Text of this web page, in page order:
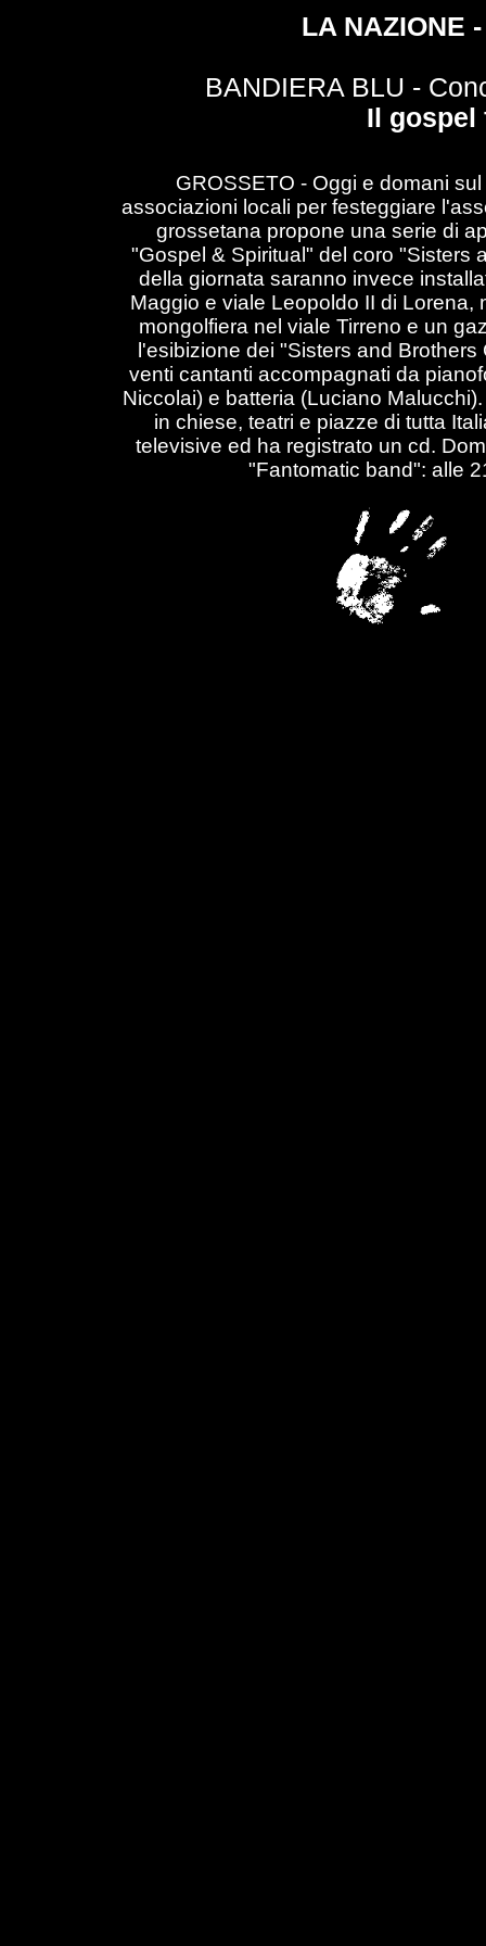
LA NAZIONE
BANDIERA BLU -
Il gospel
GROSSETO - Oggi e domani
associazioni locali per festeggiare
grossetana propone una serie di
"Gospel & Spiritual" del coro "Sisters
della giornata saranno invece
Maggio e viale Leopoldo II di Lorena,
mongolfiera nel viale Tirreno e un
l'esibizione dei "Sisters and Brothers
venti cantanti accompagnati da
Niccolai) e batteria (Luciano
in chiese, teatri e piazze di tutta
televisive ed ha registrato un cd.
"Fantomatic band": alle